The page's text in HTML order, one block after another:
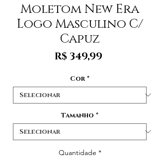
Moletom New Era
Logo Masculino C/
Capuz
R$ 349,99
Cor *
Tamanho *
Quantidade *